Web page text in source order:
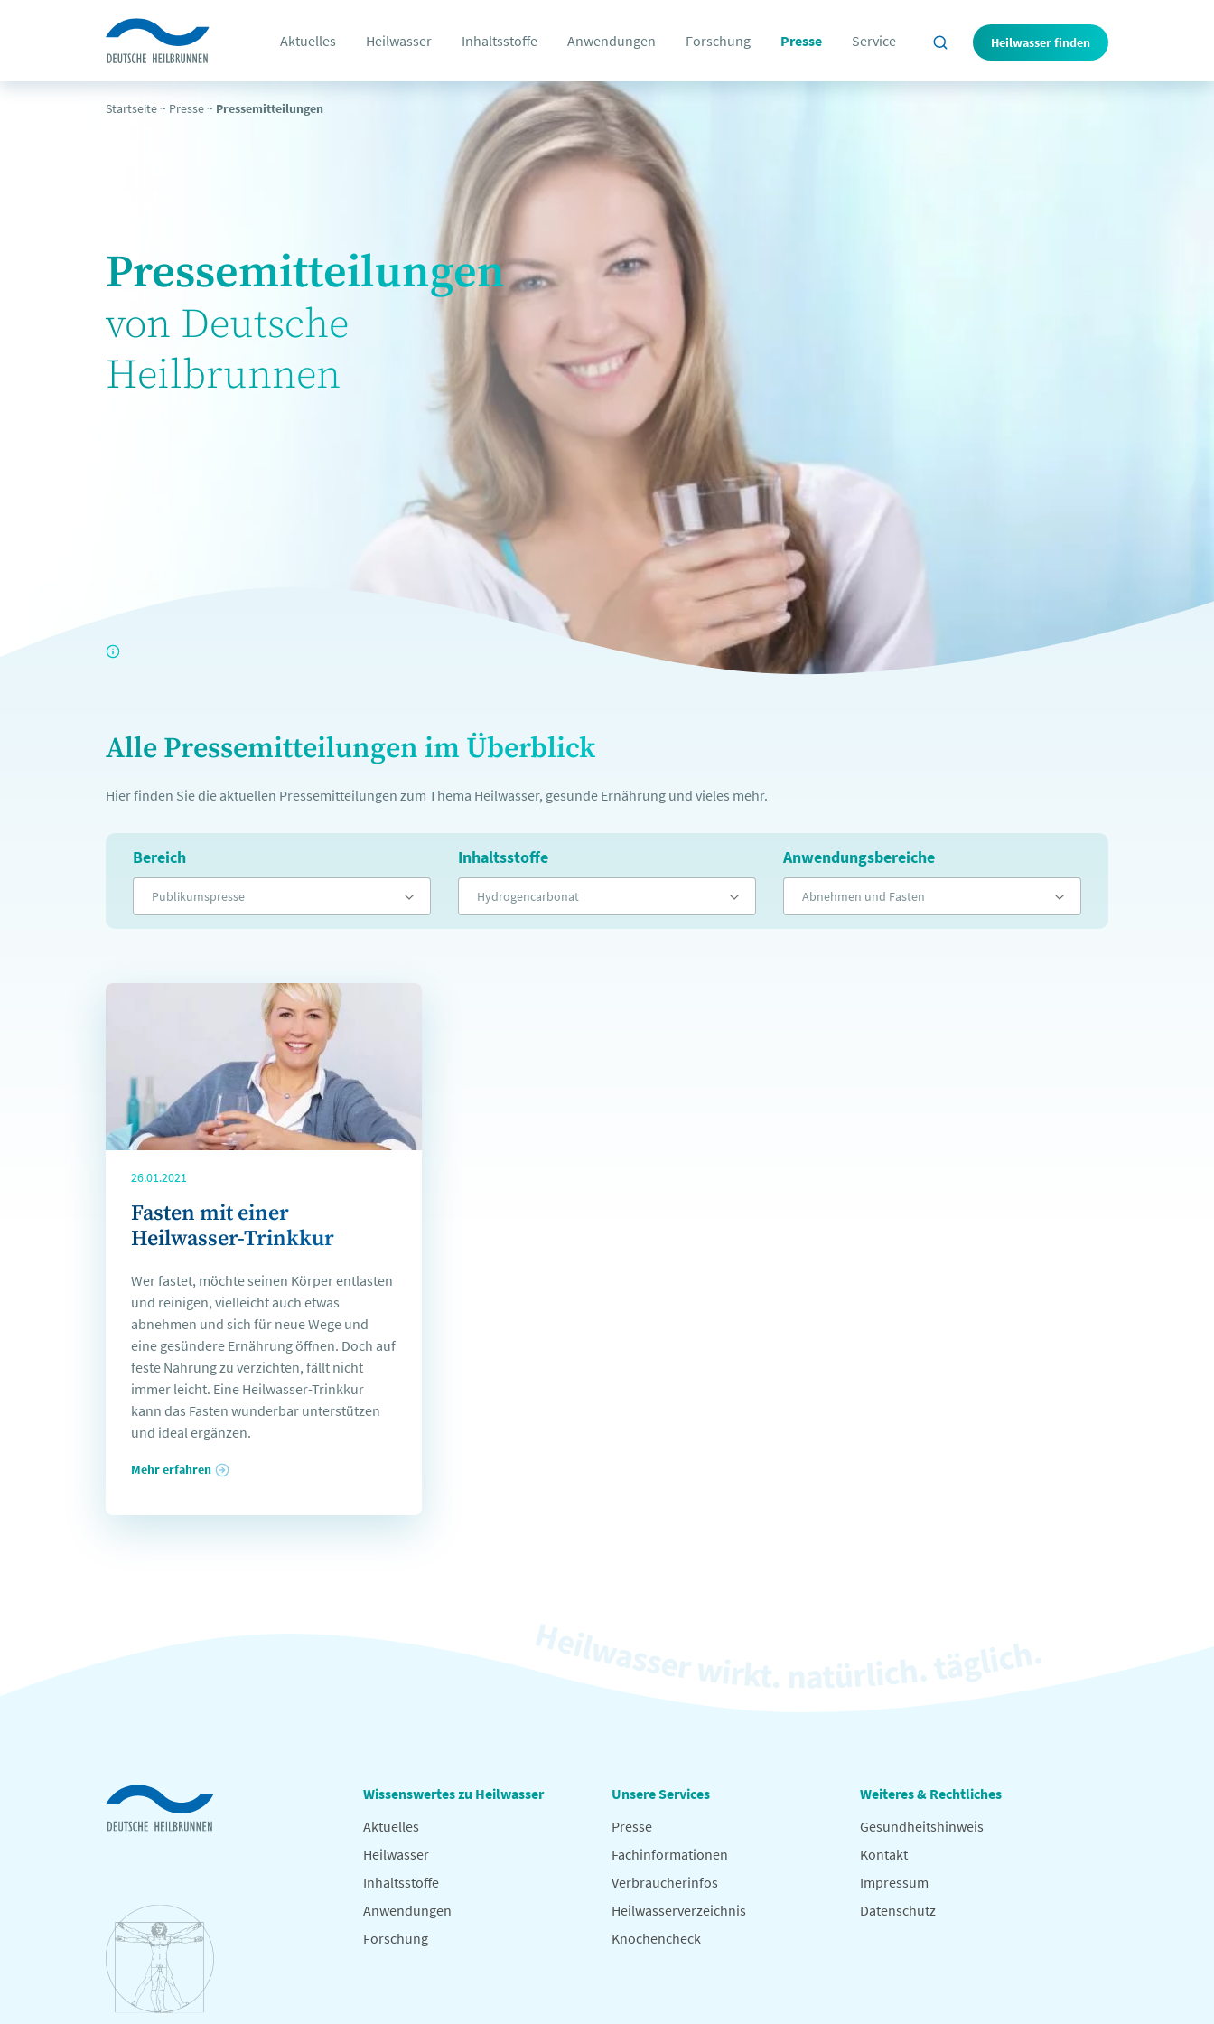
Aktuelles Heilwasser Inhaltsstoffe Anwendungen Forschung Presse Service Heilwasser finden
Startseite~ Presse~ Pressemitteilungen
Pressemitteilungen
von Deutsche
Heilbrunnen
Alle Pressemitteilungen im Überblick
Hier finden Sie die aktuellen Pressemitteilungen zum Thema Heilwasser, gesunde Ernährung und vieles mehr.
Bereich
Publikumspresse
Inhaltsstoffe
Hydrogencarbonat
Anwendungsbereiche
Abnehmen und Fasten
26.01.2021
Fasten mit einer
Heilwasser-Trinkkur
Wer fastet, möchte seinen Körper entlasten
und reinigen, vielleicht auch etwas
abnehmen und sich für neue Wege und
eine gesündere Ernährung öffnen. Doch auf
feste Nahrung zu verzichten, fällt nicht
immer leicht. Eine Heilwasser-Trinkkur
kann das Fasten wunderbar unterstützen
und ideal ergänzen.
Mehr erfahren
Wissenswertes zu Heilwasser
Aktuelles
Heilwasser
Inhaltsstoffe
Anwendungen
Forschung
Unsere Services
Presse
Fachinformationen
Verbraucherinfos
Heilwasserverzeichnis
Knochencheck
Weiteres & Rechtliches
Gesundheitshinweis
Kontakt
Impressum
Datenschutz